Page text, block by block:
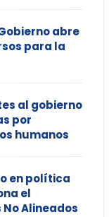
abre
para la
al gobierno
por
humanos
en política
el
Alineados